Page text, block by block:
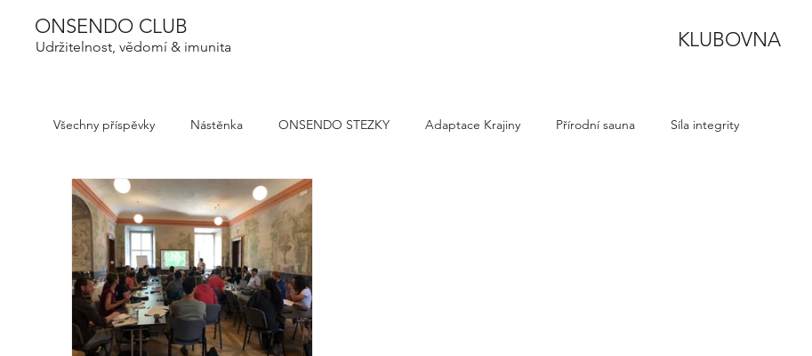
ONSENDO CLUB
Udržitelnost, vědomí & imunita KLUBOVNA
Všechny příspěvky Nástěnka ONSENDO STEZKY Adaptace Krajiny Přírodní sauna Síla integrity